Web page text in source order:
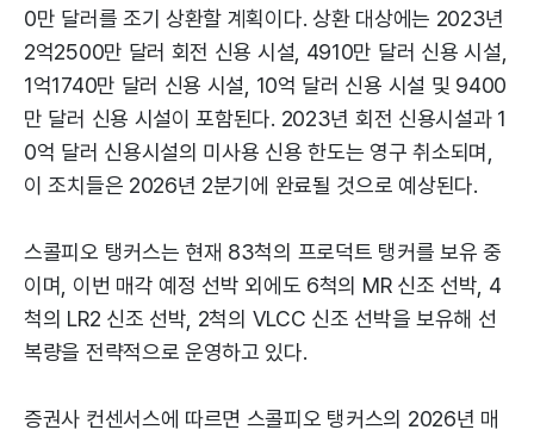
0만 달러를 조기 상환할 계획이다. 상환 대상에는 2023년
2억2500만 달러 회전 신용 시설, 4910만 달러 신용 시설,
1억1740만 달러 신용 시설, 10억 달러 신용 시설 및 9400
만 달러 신용 시설이 포함된다. 2023년 회전 신용시설과 1
0억 달러 신용시설의 미사용 신용 한도는 영구 취소되며,
이 조치들은 2026년 2분기에 완료될 것으로 예상된다.
스콜피오 탱커스는 현재 83척의 프로덕트 탱커를 보유 중
이며, 이번 매각 예정 선박 외에도 6척의 MR 신조 선박, 4
척의 LR2 신조 선박, 2척의 VLCC 신조 선박을 보유해 선
복량을 전략적으로 운영하고 있다.
증권사 컨센서스에 따르면 스콜피오 탱커스의 2026년 매